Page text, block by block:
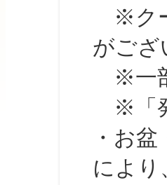
※クー
がござ
※一部
※「発
・お盆
により